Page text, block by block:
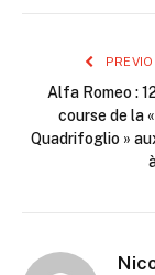
Alfa Romeo :
course de la
Quadrifoglio »